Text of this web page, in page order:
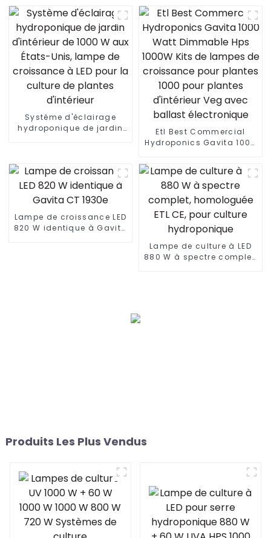
1000 W à spectre complet
lm301B Lampes de
culture à LED pliables
1000 W 10 barres
croissance à LED barre
de lumière de croissance
à LED personnalisée
Système d'éclairage
hydroponique de jardin
culture de plantes
d'intérieur
Etl Best Commercial
Hydroponics Gavita 1000
1000W Kits de lampes de
croissance pour plantes
1000 pour plantes
d'intérieur Veg avec
ballast électronique
Lampe de croissance LED
820 W identique à Gavita
Lampe de culture à LED
880 W à spectre complet,
Produits Les Plus Vendus